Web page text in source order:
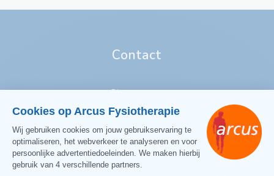
Contact
Direct contact:
T:0575 51 76 77
E: info@arcusfysiotherapie.nl